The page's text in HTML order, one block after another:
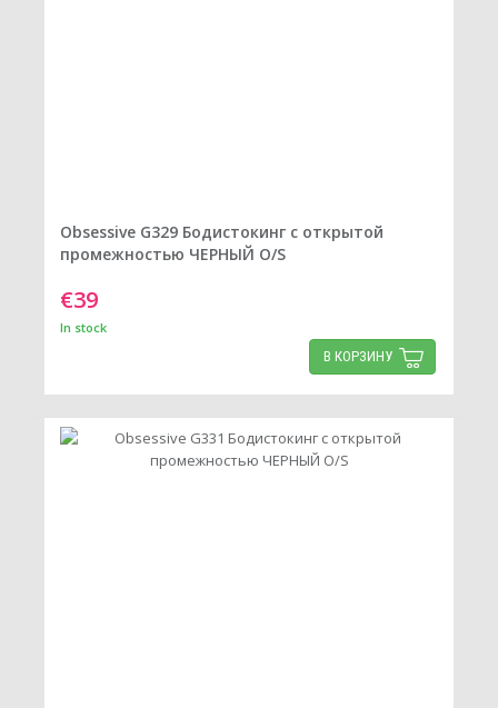
Obsessive G329 Бодистокинг с открытой
промежностью ЧЕРНЫЙ O/S
€39
In stock
В КОРЗИНУ